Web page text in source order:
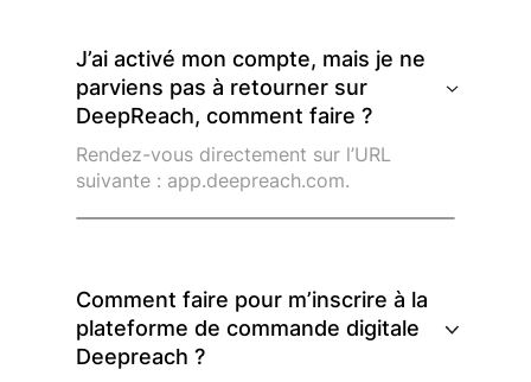
J’ai activé mon compte, mais je ne
parviens pas à retourner sur
DeepReach, comment faire ?
Rendez-vous directement sur l’URL
suivante : app.deepreach.com.
Comment faire pour m’inscrire à la
plateforme de commande digitale
Deepreach ?